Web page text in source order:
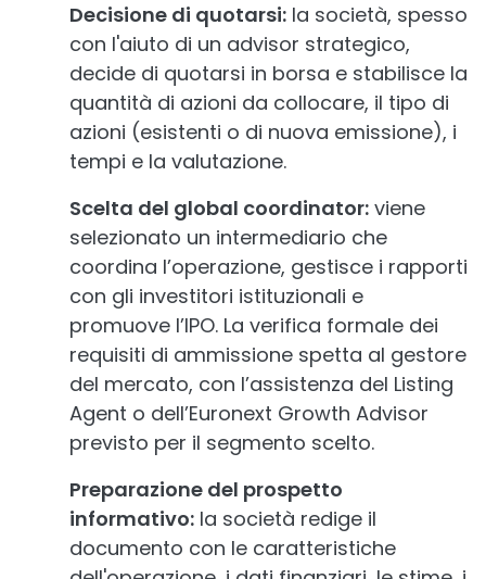
Decisione di quotarsi: la società, spesso
con l'aiuto di un advisor strategico,
decide di quotarsi in borsa e stabilisce la
quantità di azioni da collocare, il tipo di
azioni (esistenti o di nuova emissione), i
tempi e la valutazione.
Scelta del global coordinator: viene
selezionato un intermediario che
coordina l’operazione, gestisce i rapporti
con gli investitori istituzionali e
promuove l’IPO. La verifica formale dei
requisiti di ammissione spetta al gestore
del mercato, con l’assistenza del Listing
Agent o dell’Euronext Growth Advisor
previsto per il segmento scelto.
Preparazione del prospetto
informativo: la società redige il
documento con le caratteristiche